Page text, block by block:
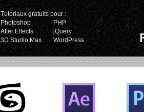
Tutoriaux gratuits pour :
Photoshop
PHP
After Effects
jQuery
3D Studio Max
WordPress